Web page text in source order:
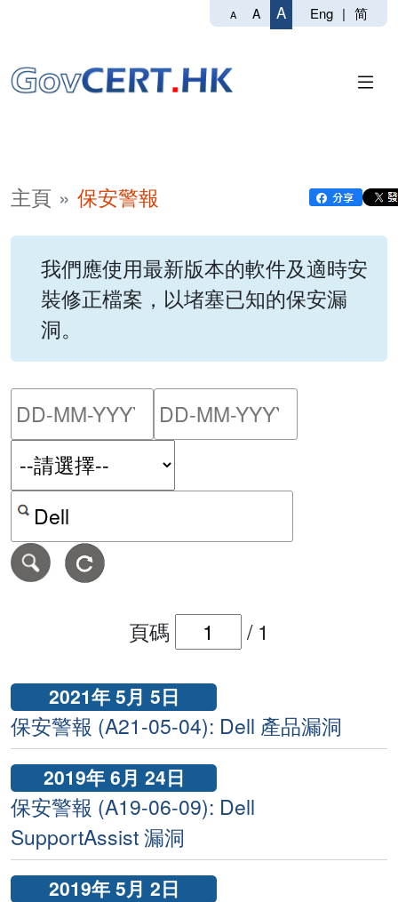
A A A Eng | 简
主頁 保安警報
我們應使用最新版本的軟件及適時安
裝修正檔案，以堵塞已知的保安漏
洞。
請輸入搜尋日期範圍的開
按關鍵字或 CVE ID 搜尋保安警報
頁碼 / 1
2021年 5月 5日
保安警報 (A21-05-04): Dell 產品漏洞
2019年 6月 24日
保安警報 (A19-06-09): Dell
SupportAssist 漏洞
2019年 5月 2日